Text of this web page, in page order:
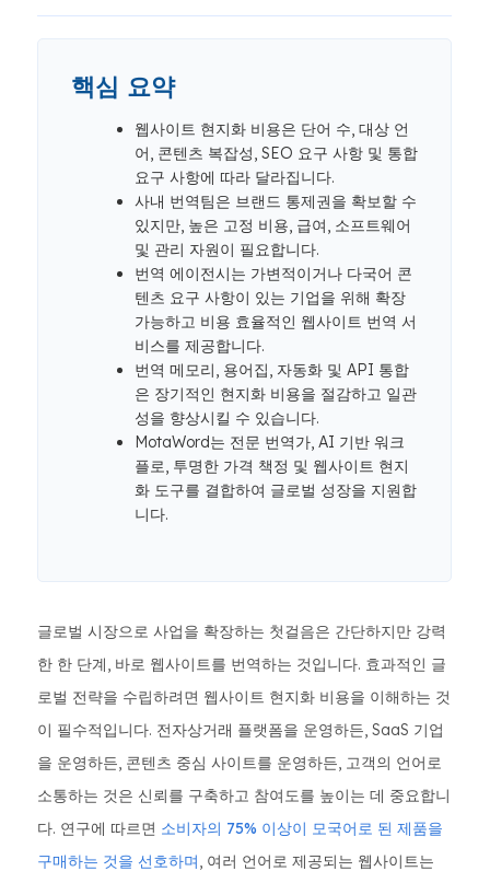
핵심 요약
웹사이트 현지화 비용은 단어 수, 대상 언
어, 콘텐츠 복잡성, SEO 요구 사항 및 통합
요구 사항에 따라 달라집니다.
사내 번역팀은 브랜드 통제권을 확보할 수
있지만, 높은 고정 비용, 급여, 소프트웨어
및 관리 자원이 필요합니다.
번역 에이전시는 가변적이거나 다국어 콘
텐츠 요구 사항이 있는 기업을 위해 확장
가능하고 비용 효율적인 웹사이트 번역 서
비스를 제공합니다.
번역 메모리, 용어집, 자동화 및 API 통합
은 장기적인 현지화 비용을 절감하고 일관
성을 향상시킬 수 있습니다.
MotaWord는 전문 번역가, AI 기반 워크
플로, 투명한 가격 책정 및 웹사이트 현지
화 도구를 결합하여 글로벌 성장을 지원합
니다.
글로벌 시장으로 사업을 확장하는 첫걸음은 간단하지만 강력
한 한 단계, 바로 웹사이트를 번역하는 것입니다. 효과적인 글
로벌 전략을 수립하려면 웹사이트 현지화 비용을 이해하는 것
이 필수적입니다. 전자상거래 플랫폼을 운영하든, SaaS 기업
을 운영하든, 콘텐츠 중심 사이트를 운영하든, 고객의 언어로
소통하는 것은 신뢰를 구축하고 참여도를 높이는 데 중요합니
다. 연구에 따르면 소비자의 75% 이상이 모국어로 된 제품을
구매하는 것을 선호하며, 여러 언어로 제공되는 웹사이트는